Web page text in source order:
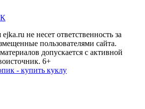
не несет ответственность за
пользователями сайта.
допускается с активной
6+
- купить куклу